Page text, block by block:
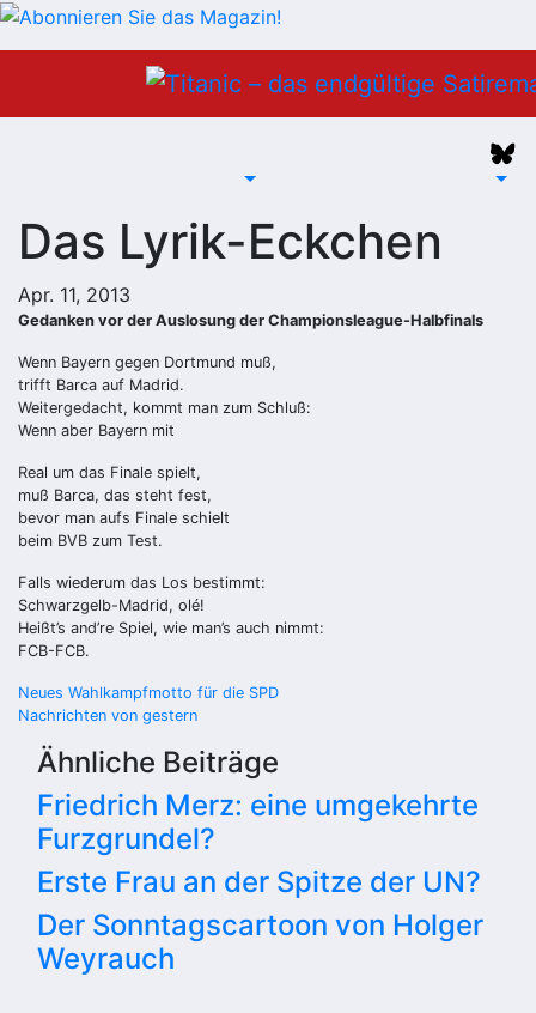
Das Lyrik-Eckchen
Apr. 11, 2013
Gedanken vor der Auslosung der Championsleague-Halbfinals
Wenn Bayern gegen Dortmund muß,
trifft Barca auf Madrid.
Weitergedacht, kommt man zum Schluß:
Wenn aber Bayern mit
Real um das Finale spielt,
muß Barca, das steht fest,
bevor man aufs Finale schielt
beim BVB zum Test.
Falls wiederum das Los bestimmt:
Schwarzgelb-Madrid, olé!
Heißt’s and’re Spiel, wie man’s auch nimmt:
FCB-FCB.
Beitragsnavigation
Neues Wahlkampfmotto für die SPD
Nachrichten von gestern
Ähnliche Beiträge
Friedrich Merz: eine umgekehrte
Furzgrundel?
Erste Frau an der Spitze der UN?
Der Sonntagscartoon von Holger
Weyrauch